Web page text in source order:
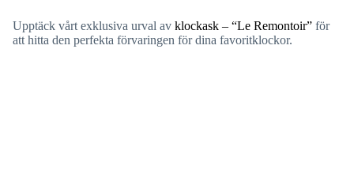
Upptäck vårt exklusiva urval av klockask – “Le Remontoir” för
att hitta den perfekta förvaringen för dina favoritklockor.